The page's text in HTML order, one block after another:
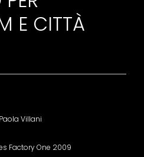
E CITTÀ
Villani
Factory One 2009